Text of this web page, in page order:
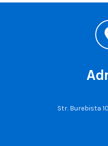
Str. Burebista